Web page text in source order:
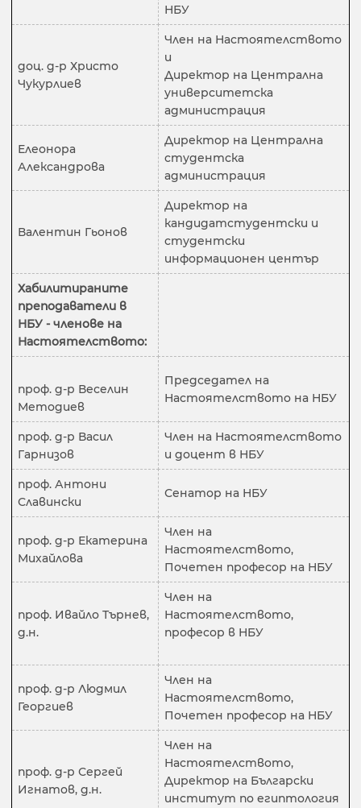
НБУ
доц. д-р Христо
Чукурлиев
Член на Настоятелството
и
Директор на Централна
университетска
администрация
Елеонора
Александрова
Директор на Централна
студентска
администрация
Валентин Гьонов
Директор на
кандидатстудентски и
студентски
информационен център
Хабилитираните
преподаватели в
НБУ - членове на
Настоятелството:
проф. д-р Веселин
Методиев
Председател на
Настоятелството на НБУ
проф. д-р Васил
Гарнизов
Член на Настоятелството
и доцент в НБУ
проф. Антони
Славински
Сенатор на НБУ
проф. д-р Екатерина
Михайлова
Член на
Настоятелството,
Почетен професор на НБУ
проф. Ивайло Търнев,
д.н.
Член на
Настоятелството,
професор в НБУ
проф. д-р Людмил
Георгиев
Член на
Настоятелството,
Почетен професор на НБУ
проф. д-р Сергей
Игнатов, д.н.
Член на
Настоятелството,
Директор на Български
институт по египтология